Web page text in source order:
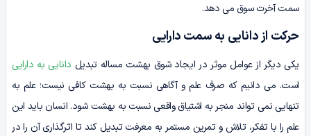
سمت آخرت سوق می دهد.
حرکت از دانایی به سمت دارایی
یکی دیگر از عوامل موثر در ایجاد شوق بهشت مساله تبدیل دانایی به دارایی
است. می دانیم که صرف علم و آگاهی نسبت به بهشت کافی نیست؛ علم به
تنهایی نمی تواند منجر به اشتیاق واقعی نسبت به بهشت شود. انسان باید این
علم را با تفکر، تلاش و تمرین مستمر به معرفت تبدیل کند تا اثرگذاری آن را در